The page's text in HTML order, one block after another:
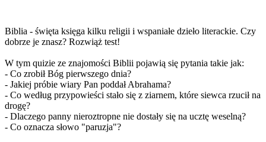
Biblia - święta księga kilku religii i wspaniałe dzieło literackie. Czy
dobrze je znasz? Rozwiąż test!
W tym quizie ze znajomości Biblii pojawią się pytania takie jak:
- Co zrobił Bóg pierwszego dnia?
- Jakiej próbie wiary Pan poddał Abrahama?
- Co według przypowieści stało się z ziarnem, które siewca rzucił na
drogę?
- Dlaczego panny nieroztropne nie dostały się na ucztę weselną?
- Co oznacza słowo "paruzja"?